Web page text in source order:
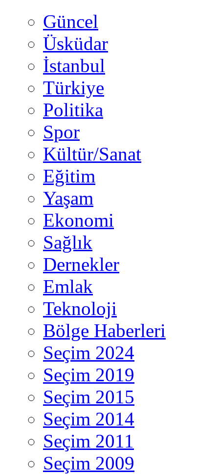
Güncel
Üsküdar
İstanbul
Türkiye
Politika
Spor
Kültür/Sanat
Eğitim
Yaşam
Ekonomi
Sağlık
Dernekler
Emlak
Teknoloji
Bölge Haberleri
Seçim 2024
Seçim 2019
Seçim 2015
Seçim 2014
Seçim 2011
Seçim 2009